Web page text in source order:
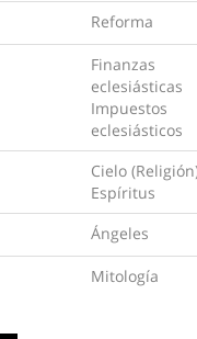
Reforma
Finanzas
eclesiásticas
Impuestos
eclesiásticos
Cielo
Espíritus
Ángeles
Mitología